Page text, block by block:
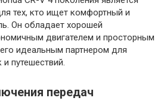
тех, кто ищет комфортный и
Он обладает хорошей
двигателем и просторным
идеальным партнером для
путешествий.
передач